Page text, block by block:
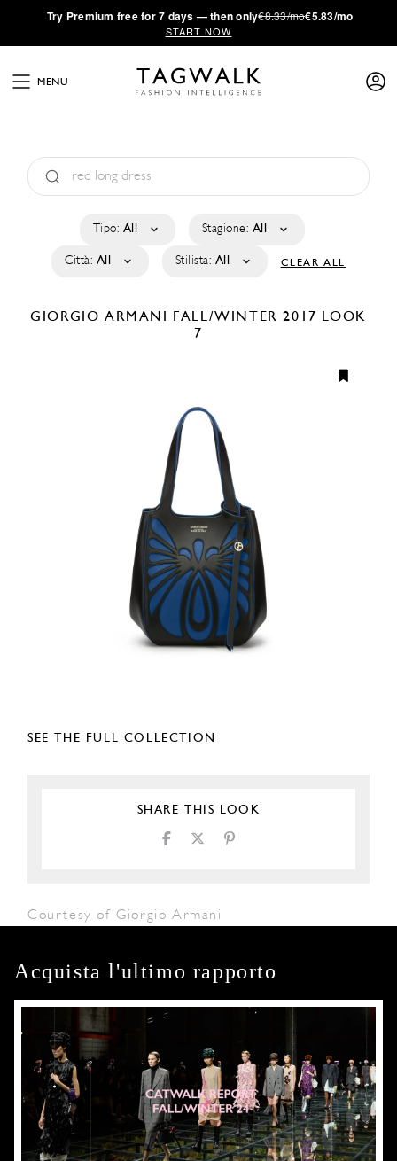
·Try Premium free for 7 days — then only€8.33/mo€5.83/mo
START NOW
MENU
Tipo: All Stagione: All
Città: All Stilista: All CLEAR ALL
GIORGIO ARMANI FALL/WINTER 2017 LOOK
7
SEE THE FULL COLLECTION
SHARE THIS LOOK
Courtesy of Giorgio Armani
Acquista l'ultimo rapporto